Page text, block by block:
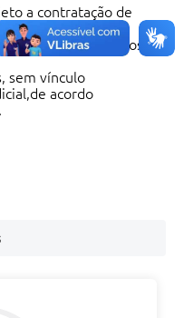
a contratação de
administrativos
sem vínculo
acordo